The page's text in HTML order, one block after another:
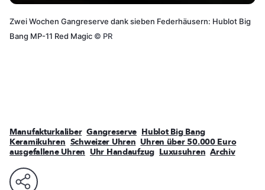
Zwei Wochen Gangreserve dank sieben Federhäusern: Hublot Big
Bang MP-11 Red Magic © PR
Manufakturkaliber Gangreserve Hublot Big Bang
Keramikuhren Schweizer Uhren Uhren über 50.000 Euro
ausgefallene Uhren Uhr Handaufzug Luxusuhren Archiv